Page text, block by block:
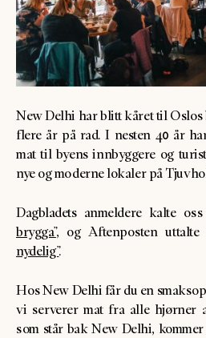
New Delhi har blitt kåret til Oslos
flere år på rad. I nesten 40 år
mat til byens innbyggere og
nye og moderne lokaler på
Dagbladets anmeldere kalte
brygga”, og Aftenposten uttalte
nydelig”.
Hos New Delhi får du en
vi serverer mat fra alle hjørner
som står bak New Delhi,